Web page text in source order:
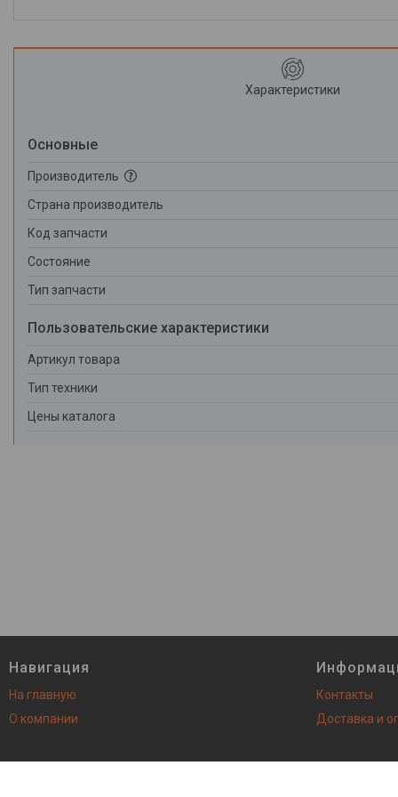
Характеристики
Основные
Производитель
Страна производитель
Код запчасти
Состояние
Тип запчасти
Пользовательские характеристики
Артикул товара
Тип техники
Цены каталога
Навигация
На главную
О компании
Контакты
Доставка и